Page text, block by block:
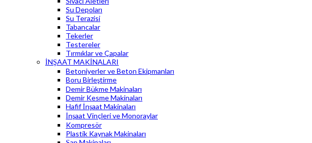
Su Depoları
Su Terazisi
Tabancalar
Tekerler
Testereler
Tırmıklar ve Çapalar
İNŞAAT MAKİNALARI
Betoniyerler ve Beton Ekipmanları
Boru Birleştirme
Demir Bükme Makinaları
Demir Kesme Makinaları
Hafif İnşaat Makinaları
İnşaat Vinçleri ve Monoraylar
Kompresör
Plastik Kaynak Makinaları